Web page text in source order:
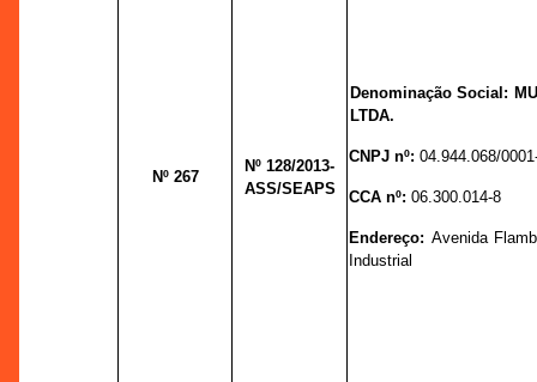
Nº 267
Nº 128/2013-
ASS/SEAPS
Denominação Social:
LTDA.
CNPJ nº:04.944.068/
CCA nº:06.300.014-8
Endereço: Avenida
Industrial